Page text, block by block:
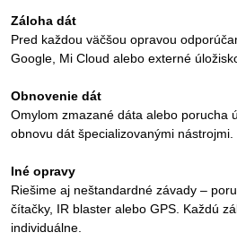
Záloha dát
Pred každou väčšou opravou
Google, Mi Cloud alebo externé
Obnovenie dát
Omylom zmazané dáta alebo porucha
obnovu dát špecializovanými nástrojmi.
Iné opravy
Riešime aj neštandardné závady –
čítačky, IR blaster alebo GPS. Každú
individuálne.